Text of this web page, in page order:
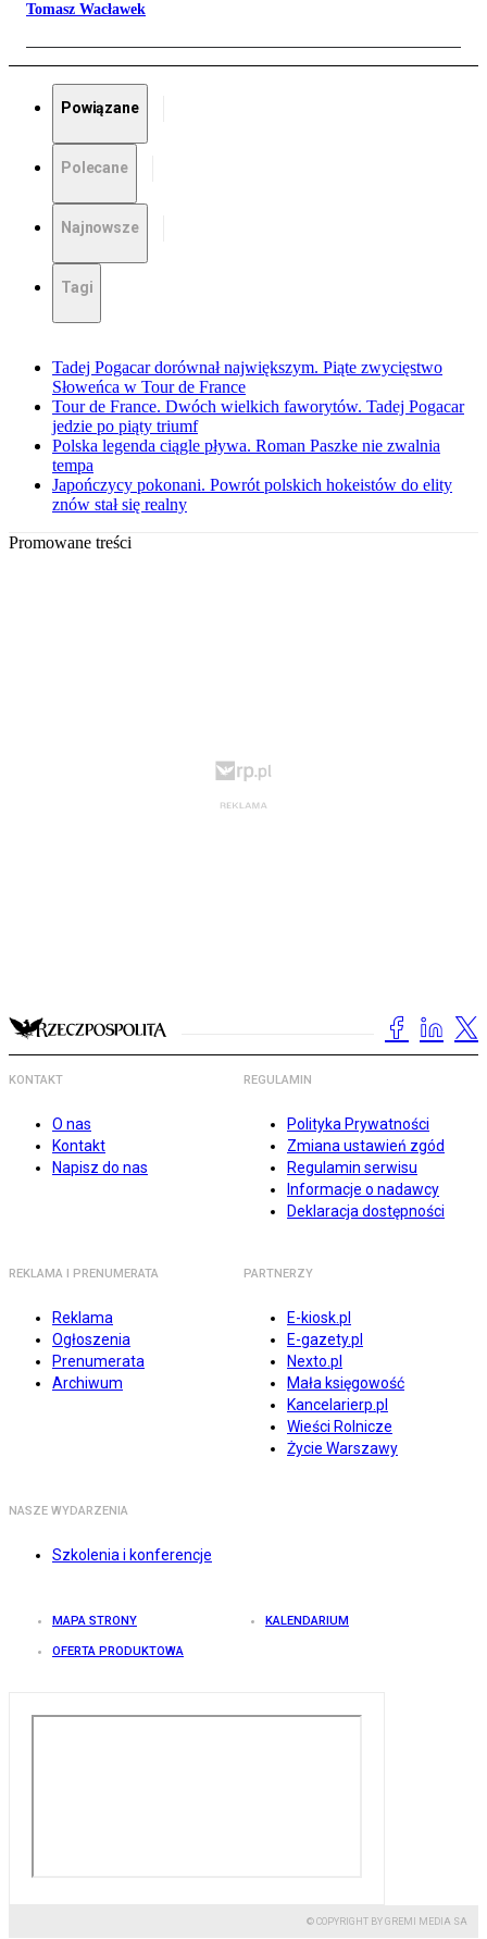
Tomasz Wacławek
Powiązane
Polecane
Najnowsze
Tagi
Tadej Pogacar dorównał największym. Piąte zwycięstwo
Słoweńca w Tour de France
Tour de France. Dwóch wielkich faworytów. Tadej Pogacar
jedzie po piąty triumf
Polska legenda ciągle pływa. Roman Paszke nie zwalnia
tempa
Japończycy pokonani. Powrót polskich hokeistów do elity
znów stał się realny
Promowane treści
KONTAKT
O nas
Kontakt
Napisz do nas
REGULAMIN
Polityka Prywatności
Zmiana ustawień zgód
Regulamin serwisu
Informacje o nadawcy
Deklaracja dostępności
REKLAMA I PRENUMERATA
Reklama
Ogłoszenia
Prenumerata
Archiwum
PARTNERZY
E-kiosk.pl
E-gazety.pl
Nexto.pl
Mała księgowość
Kancelarierp.pl
Wieści Rolnicze
Życie Warszawy
NASZE WYDARZENIA
Szkolenia i konferencje
MAPA STRONY KALENDARIUM
OFERTA PRODUKTOWA
© COPYRIGHT BY GREMI MEDIA SA